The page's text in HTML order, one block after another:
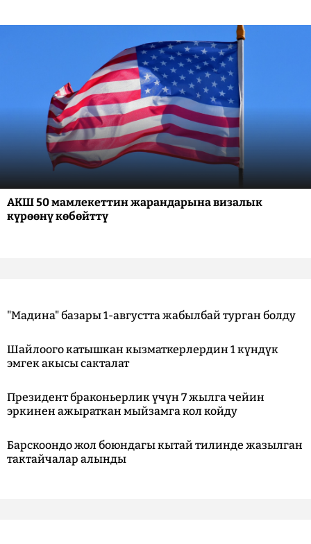
АКШ 50 мамлекеттин жарандарына визалык
күрөөнү көбөйттү
"Мадина" базары 1-августта жабылбай турган болду
Шайлоого катышкан кызматкерлердин 1 күндүк
эмгек акысы сакталат
Президент браконьерлик үчүн 7 жылга чейин
эркинен ажыраткан мыйзамга кол койду
Барскоондо жол боюндагы кытай тилинде жазылган
тактайчалар алынды